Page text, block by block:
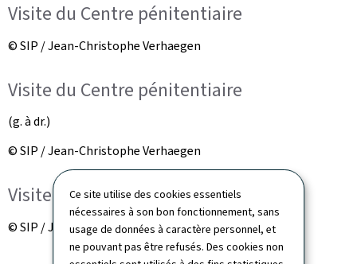
Ce site utilise des cookies essentiels
nécessaires à son bon fonctionnement, sans
usage de données à caractère personnel, et
ne pouvant pas être refusés. Des cookies non
Visite du Centre pénitentiaire
© SIP / Jean-Christophe Verhaegen
Visite du Centre pénitentiaire
(g. à dr.)
© SIP / Jean-Christophe Verhaegen
Visite du Centre pénitentiaire
© SIP / Jean-Christophe Verhaegen